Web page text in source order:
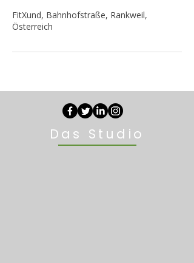
FitXund, Bahnhofstraße, Rankweil,
Österreich
Das Studio